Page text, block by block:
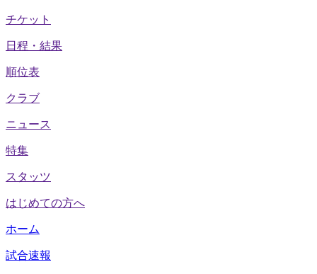
チケット
日程・結果
順位表
クラブ
ニュース
特集
スタッツ
はじめての方へ
ホーム
試合速報